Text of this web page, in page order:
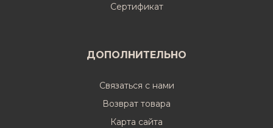
Cертификат
ДОПОЛНИТЕЛЬНО
Связаться с нами
Возврат товара
Карта сайта